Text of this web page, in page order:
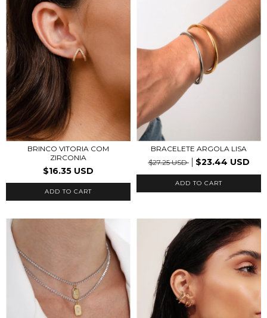
BRINCO VITORIA COM
ZIRCONIA
$16.35 USD
ADD TO CART
BRACELETE ARGOLA LISA
$27.25 USD
$23.44 USD
ADD TO CART